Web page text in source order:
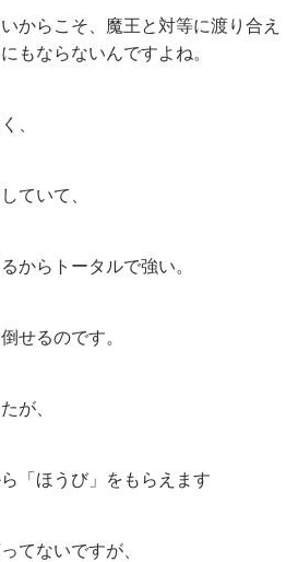
からこそ、魔王と対等に渡り合え
もならないんですよね。
、
ていて、
からトータルで強い。
せるのです。
が、
「ほうび」をもらえます
てないですが、